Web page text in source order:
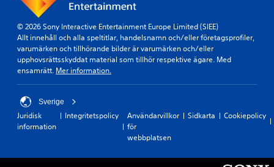
© 2026 Sony Interactive Entertainment Europe Limited (SIEE)
Allt innehåll och alla speltitlar, handelsnamn och/eller företagsprofiler,
varumärken och tillhörande bilder är varumärken och/eller
upphovsrättsskyddat material som tillhör respektive ägare. Med
ensamrätt. Mer information.
Sverige
Juridisk
information
Integritetspolicy
Användarvillkor
för
webbplatsen
Sidkarta Cookiepolicy